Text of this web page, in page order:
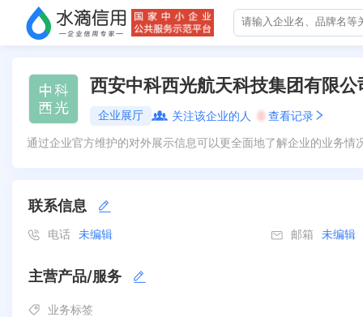
西安中科西光航天科技集团有限公
企业展厅 关注该企业的人 0 查看记录
通过企业官方维护的对外展示信息可以更全面地了解企业的业务
联系信息
电话 未编辑 邮箱 未编辑
主营产品/服务
业务标签